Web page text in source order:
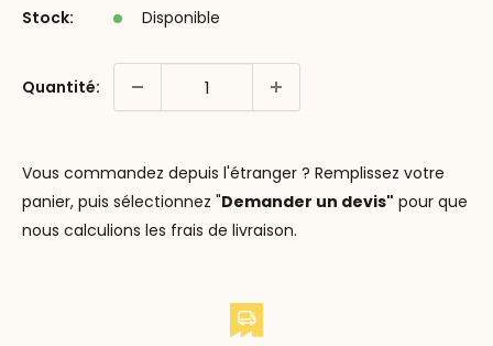
Stock: Disponible
Quantité:
Vous commandez depuis l'étranger ? Remplissez votre
panier, puis sélectionnez "Demander un devis" pour que
nous calculions les frais de livraison.